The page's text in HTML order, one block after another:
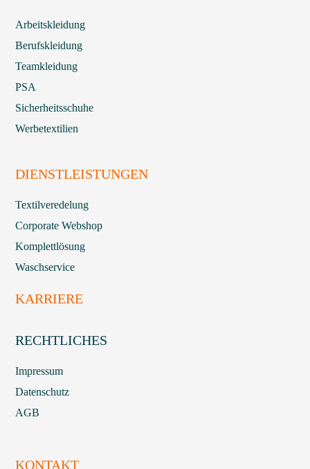
Arbeitskleidung
Berufskleidung
Teamkleidung
PSA
Sicherheitsschuhe
Werbetextilien
DIENSTLEISTUNGEN
Textilveredelung
Corporate Webshop
Komplettlösung
Waschservice
KARRIERE
RECHTLICHES
Impressum
Datenschutz
AGB
KONTAKT